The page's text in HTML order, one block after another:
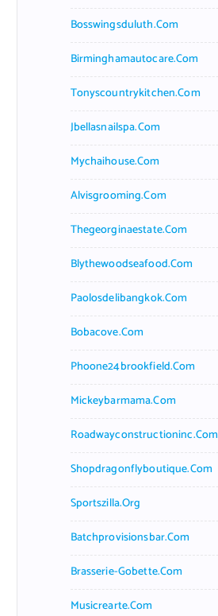
Bosswingsduluth.com
Birminghamautocare.com
Tonyscountrykitchen.com
Jbellasnailspa.com
Mychaihouse.com
Alvisgrooming.com
Thegeorginaestate.com
Blythewoodseafood.com
Paolosdelibangkok.com
Bobacove.com
Phoone24brookfield.com
Mickeybarmama.com
Roadwayconstructioninc.com
Shopdragonflyboutique.com
Sportszilla.org
Batchprovisionsbar.com
Brasserie-Gobette.com
Musicrearte.com